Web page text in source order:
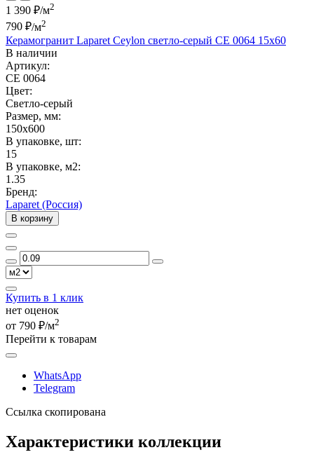
1 390 ₽/м2
790 ₽/м2
Керамогранит Laparet Ceylon светло-серый CE 0064 15х60
В наличии
Артикул:
CE 0064
Цвет:
Светло-серый
Размер, мм:
150x600
В упаковке, шт:
15
В упаковке, м2:
1.35
Бренд:
Laparet (Россия)
В корзину
Купить в 1 клик
нет оценок
от 790 ₽/м2
Перейти к товарам
WhatsApp
Telegram
Ссылка скопирована
Характеристики коллекции